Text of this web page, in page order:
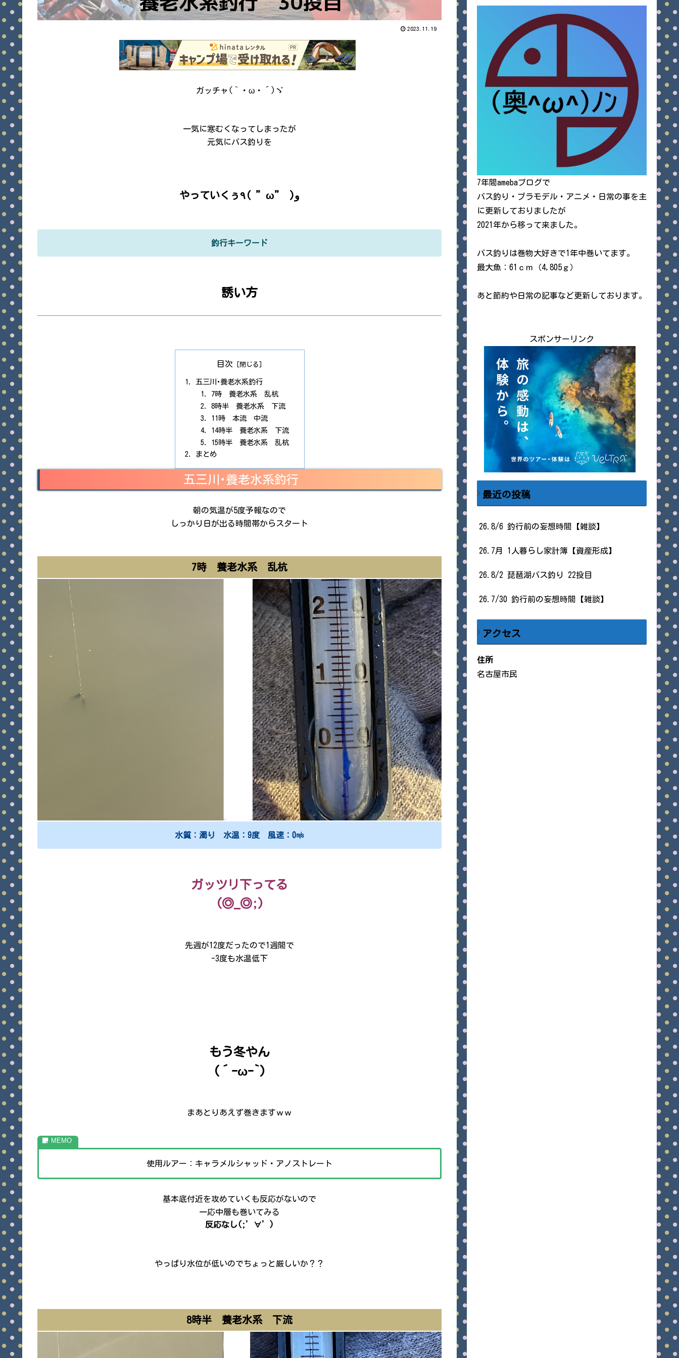
2023.11.19
ガッチャ(｀・ω・´)ゞ
一気に寒むくなってしまったが
元気にバス釣りを
やっていくぅ٩( ”ω” )و
釣行キーワード
誘い方
目次
五三川･養老水系釣行
7時 養老水系 乱杭
8時半 養老水系 下流
11時 本流 中流
14時半 養老水系 下流
15時半 養老水系 乱杭
まとめ
五三川･養老水系釣行
朝の気温が5度予報なので
しっかり日が出る時間帯からスタート
7時 養老水系 乱杭
水質：濁り 水温：9度 風速：0㎧
ガッツリ下ってる
(◎_◎;)
先週が12度だったので1週間で
-3度も水温低下
もう冬やん
(´-ω-`)
まあとりあえず巻きますｗｗ
使用ルアー：キャラメルシャッド・アノストレート
基本底付近を攻めていくも反応がないので
一応中層も巻いてみる
反応なし(;’∀’)
やっぱり水位が低いのでちょっと厳しいか？？
8時半 養老水系 下流
7年間amebaブログで
バス釣り・プラモデル・アニメ・日常の事を主
に更新しておりましたが
2021年から移って来ました。
バス釣りは巻物大好きで1年中巻いてます。
最大魚：61ｃｍ（4,805ｇ）
あと節約や日常の記事など更新しております。
スポンサーリンク
最近の投稿
26.8/6 釣行前の妄想時間【雑談】
26.7月 1人暮らし家計簿【資産形成】
26.8/2 琵琶湖バス釣り 22投目
26.7/30 釣行前の妄想時間【雑談】
アクセス
住所
名古屋市民